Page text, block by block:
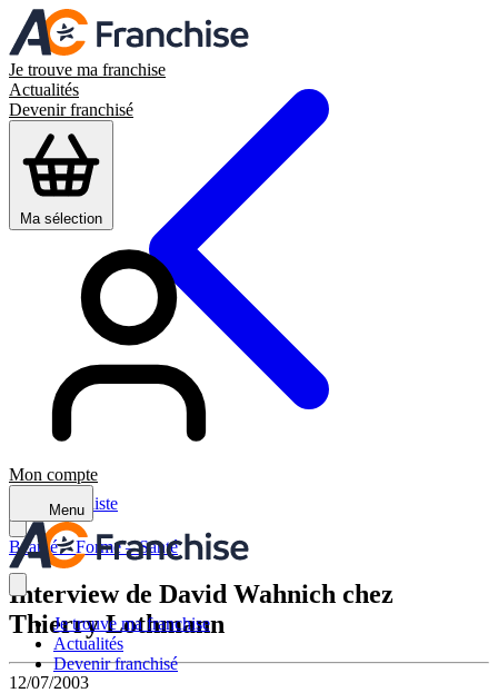
Je trouve ma franchise
Actualités
Devenir franchisé
Ma sélection
Mon compte
Menu
Je trouve ma franchise
Actualités
Devenir franchisé
Retour à la liste
Beauté – Forme – Santé
Interview de David Wahnich chez
Thierry Lothmann
12/07/2003